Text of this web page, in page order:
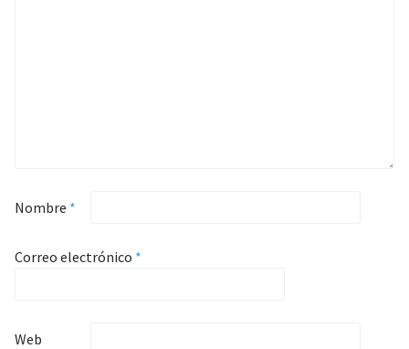
Nombre *
Correo electrónico *
Web